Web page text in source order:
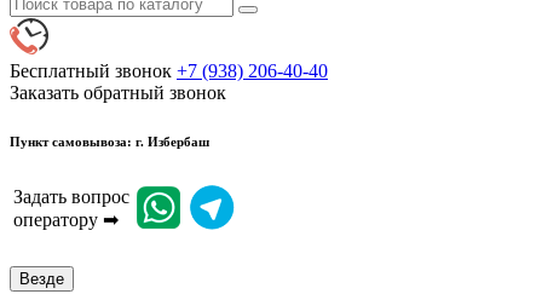
Бесплатный звонок +7 (938) 206-40-40
Заказать обратный звонок
Пункт самовывоза: г. Избербаш
Задать вопрос
оператору ➡
Везде